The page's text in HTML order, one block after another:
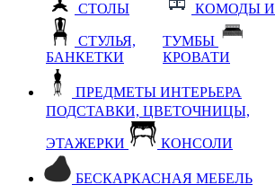
СТОЛЫ
СТУЛЬЯ,
БАНКЕТКИ
КОМОДЫ И
ТУМБЫ
КРОВАТИ
ПРЕДМЕТЫ ИНТЕРЬЕРА
ПОДСТАВКИ, ЦВЕТОЧНИЦЫ,
ЭТАЖЕРКИ КОНСОЛИ
БЕСКАРКАСНАЯ МЕБЕЛЬ